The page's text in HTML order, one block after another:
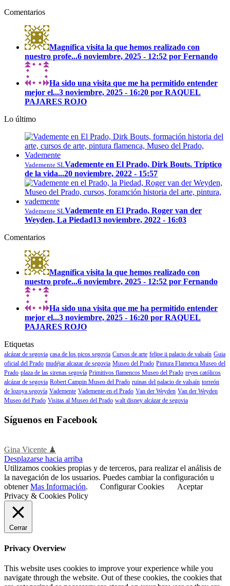
Comentarios
Magnífica visita la que hemos realizado con
nuestro profe...6 noviembre, 2025 - 12:52 por Fernando
Ha sido una visita que me ha permitido entender
mejor el...3 noviembre, 2025 - 16:20 por RAQUEL
PAJARES ROJO
Lo último
Vademente SLVademente en El Prado, Dirk Bouts. Tríptico
de la vida...20 noviembre, 2022 - 15:57
Vademente SLVademente en El Prado, Roger van der
Weyden, La Piedad13 noviembre, 2022 - 16:03
Comentarios
Magnífica visita la que hemos realizado con
nuestro profe...6 noviembre, 2025 - 12:52 por Fernando
Ha sido una visita que me ha permitido entender
mejor el...3 noviembre, 2025 - 16:20 por RAQUEL
PAJARES ROJO
Etiquetas
alcázar de segovia casa de los picos segovia Cursos de arte felipe ii palacio de valsaín Guia
oficial del Prado mudéjar alcazar de segovia Museo del Prado Pintura Flamenca Museo del
Prado plaza de las sirenas segovía Primitivos flamencos Museo del Prado reyes católicos
alcázar de segovia Robert Campin Museo del Prado ruinas del palacio de valsaín torreón
de lozoya segovía Vademente Vademente en el Prado Van der Weyden Van der Weyden
Museo del Prado Visitas al Museo del Prado walt disney alcázar de segovia
Síguenos en Facebook
Gina Vicente ♟
Desplazarse hacia arriba
Utilizamos cookies propias y de terceros, para realizar el análisis de
la navegación de los usuarios. Puedes cambiar la configuración u
obtenerMas Información. Configurar Cookies
Aceptar
Privacy & Cookies Policy
Cerrar
Privacy Overview
This website uses cookies to improve your experience while you
navigate through the website. Out of these cookies, the cookies that